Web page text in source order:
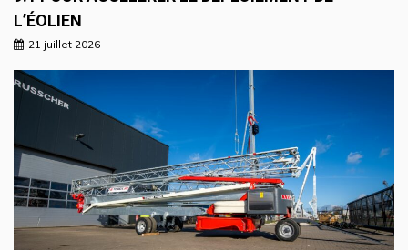
L’ÉOLIEN
21 juillet 2026